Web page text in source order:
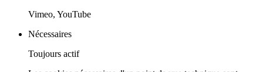
Vimeo, YouTube
Nécessaires
Toujours actif